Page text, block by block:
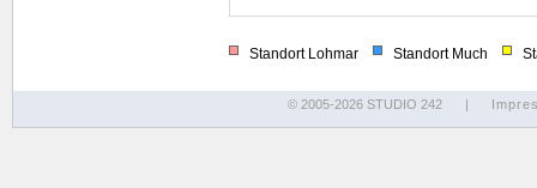
Standort Lohmar Standort Much
© 2005-2026 STUDIO 242